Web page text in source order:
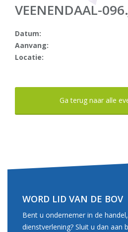
VEENENDAAL-
Datum:
Aanvang:
Locatie:
Ga terug naar alle
WORD LID VAN DE BOV
Bent u ondernemer in de
dienstverlening? Sluit u dan aan